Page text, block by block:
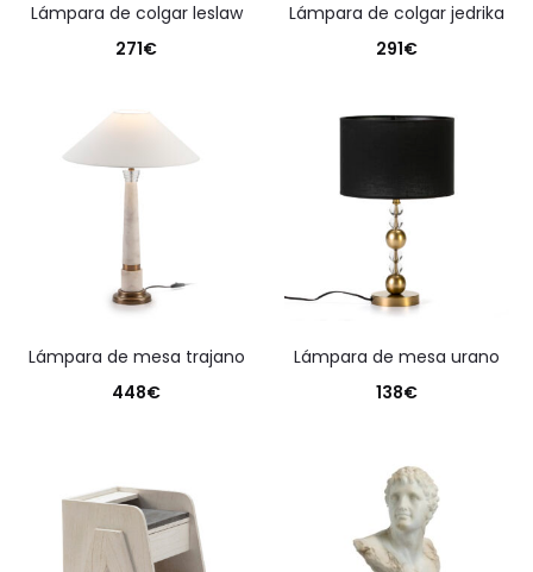
lámpara de colgar leslaw
271€
lámpara de colgar jedrika
291€
lámpara de mesa trajano
448€
lámpara de mesa urano
138€